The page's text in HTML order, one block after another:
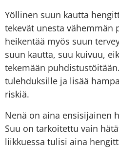
Yöllinen suun kautta
tekevät unesta vähemmän
heikentää myös suun
suun kautta, suu kuivuu,
tekemään
tulehduksille ja lisää
riskiä.
Nenä on aina ensisijainen
Suu on tarkoitettu vain
liikkuessa tulisi aina